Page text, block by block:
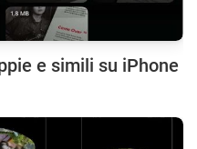
e simili su iPhone